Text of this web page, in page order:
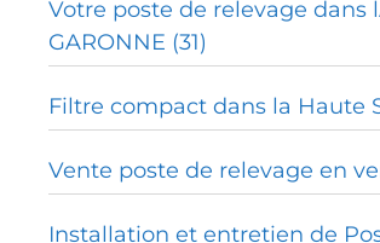
Votre poste de relevage dans
GARONNE (31)
Filtre compact dans la Haute
Vente poste de relevage en
Installation et entretien de